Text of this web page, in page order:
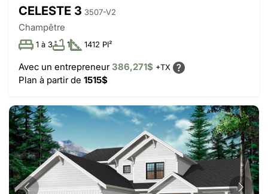
CELESTE 3 3507-V2
Champêtre
1 à 3 1 1412 PI²
Avec un entrepreneur386,271$ +TX
Plan à partir de 1515$